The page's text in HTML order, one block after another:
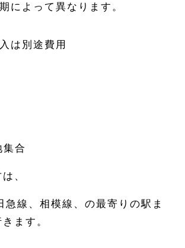
によって異なります。
は別途費用
合
、
急線、相模線、の最寄りの駅ま
ます。